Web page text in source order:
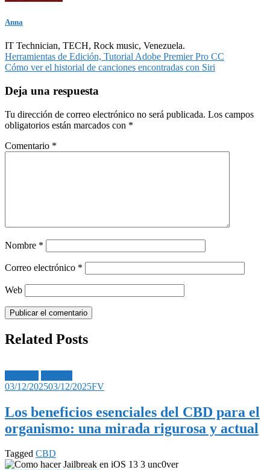
Anna
IT Technician, TECH, Rock music, Venezuela.
Navegación
de
entradas
Herramientas de Edición, Tutorial Adobe Premier Pro CC
Cómo ver el historial de canciones encontradas con Siri
Deja una respuesta
Tu dirección de correo electrónico no será publicada. Los campos
obligatorios están marcados con *
Comentario *
Nombre *
Correo electrónico *
Web
Related Posts
03/12/202503/12/2025FV
Los beneficios esenciales del CBD para el
organismo: una mirada rigurosa y actual
Tagged CBD